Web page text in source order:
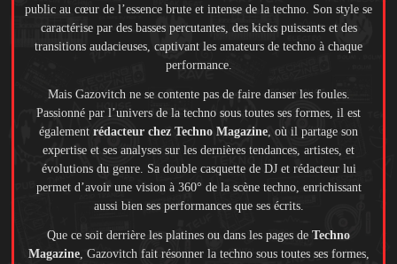
public au cœur de l’essence brute et intense de la techno. Son style se
caractérise par des basses percutantes, des kicks puissants et des
transitions audacieuses, captivant les amateurs de techno à chaque
performance.
Mais Gazovitch ne se contente pas de faire danser les foules.
Passionné par l’univers de la techno sous toutes ses formes, il est
également rédacteur chez Techno Magazine , où il partage son
expertise et ses analyses sur les dernières tendances, artistes, et
évolutions du genre. Sa double casquette de DJ et rédacteur lui
permet d’avoir une vision à 360° de la scène techno, enrichissant
aussi bien ses performances que ses écrits.
Que ce soit derrière les platines ou dans les pages de Techno
Magazine, Gazovitch fait résonner la techno sous toutes ses formes,